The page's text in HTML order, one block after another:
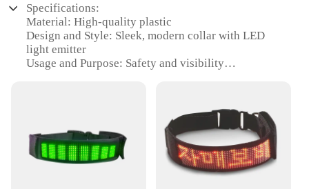
Specifications:
Material: High-quality plastic
Design and Style: Sleek, modern collar with LED
light emitter
Usage and Purpose: Safety and visibility
Parts and Accessories: Includes collar and app
connectivity
Applicable People: Pet owners seeking to ensure
their dog's safety in low-light conditions